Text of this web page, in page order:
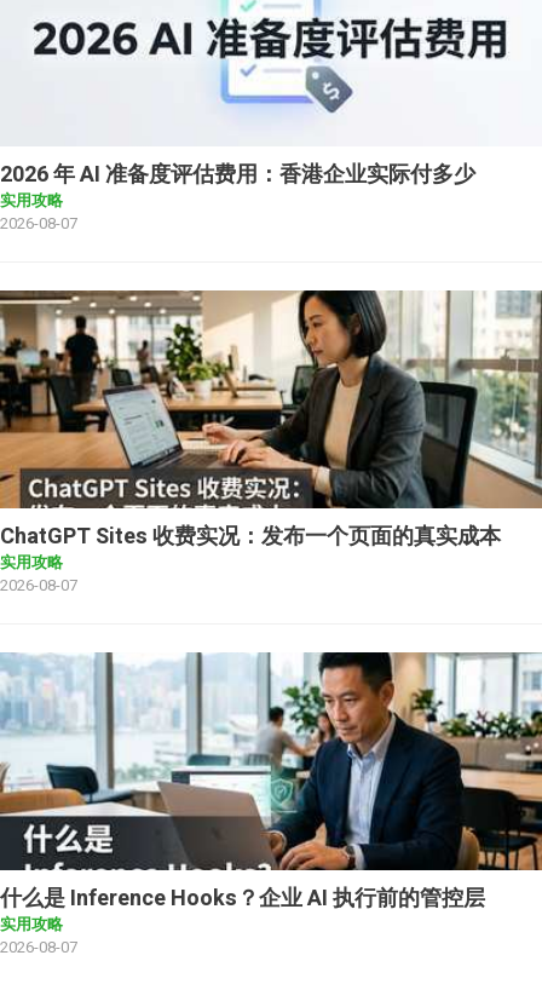
2026 年 AI 准备度评估费用：香港企业实际付多少
实用攻略
2026-08-07
ChatGPT Sites 收费实况：发布一个页面的真实成本
实用攻略
2026-08-07
什么是 Inference Hooks？企业 AI 执行前的管控层
实用攻略
2026-08-07